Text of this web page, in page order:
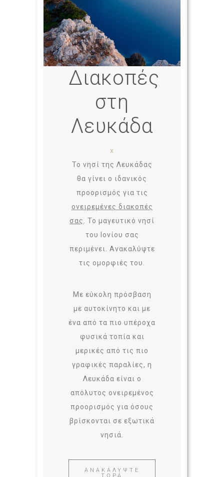
Διακοπές
στη
Λευκάδα
x
Το νησί της Λευκάδας
θα γίνει ο ιδανικός
προορισμός για τις
ονειρεμένες διακοπές
σας
. Το μαγευτικό νησί
του Ιονίου σας
περιμένει. Ανακαλύψτε
τις ομορφιές του.
Με εύκολη πρόσβαση
με αυτοκίνητο και με
ένα από τα πιο υπέροχα
φυσικά τοπία και
μερικές από τις πιο
γραφικές παραλίες, η
Λευκάδα είναι ο
απόλυτος ονειρεμένος
προορισμός για όσους
βρίσκονται σε εξωτικά
νησιά.
ΑΝΑΚΑΛΥΨΤΕ